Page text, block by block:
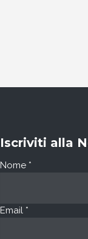
Iscriviti alla
Nome *
Email *